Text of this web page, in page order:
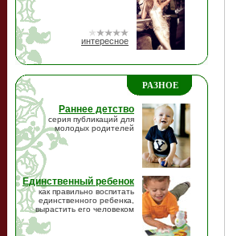
интересное
РАЗНОЕ
Раннее детство
серия публикаций для
молодых родителей
Единственный ребенок
как правильно воспитать
единственного ребенка,
вырастить его человеком